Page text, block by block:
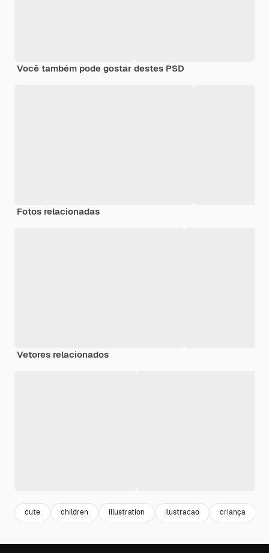
Você também pode gostar destes PSD
Fotos relacionadas
Vetores relacionados
cute children illustration ilustracao criança